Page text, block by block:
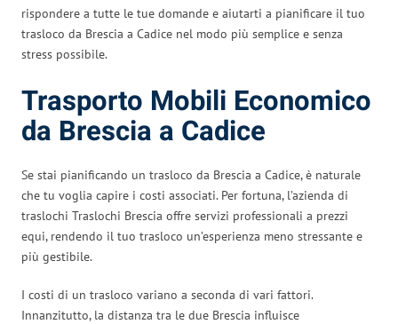
rispondere a tutte le tue domande e aiutarti a pianificare il tuo
trasloco da Brescia a Cadice nel modo più semplice e senza
stress possibile.
Trasporto Mobili Economico
da Brescia a Cadice
Se stai pianificando un trasloco da Brescia a Cadice, è naturale
che tu voglia capire i costi associati. Per fortuna, l’azienda di
traslochi Traslochi Brescia offre servizi professionali a prezzi
equi, rendendo il tuo trasloco un’esperienza meno stressante e
più gestibile.
I costi di un trasloco variano a seconda di vari fattori.
Innanzitutto, la distanza tra le due Brescia influisce